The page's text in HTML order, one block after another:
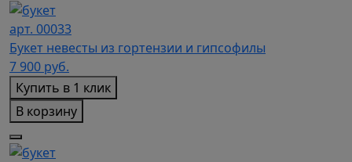
арт. 00033
Букет невесты из гортензии и гипсофилы
7 900 руб.
Купить в 1 клик
В корзину